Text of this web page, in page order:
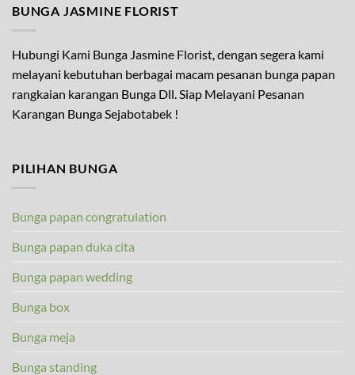
BUNGA JASMINE FLORIST
Hubungi Kami Bunga Jasmine Florist, dengan segera kami
melayani kebutuhan berbagai macam pesanan bunga papan
rangkaian karangan Bunga Dll. Siap Melayani Pesanan
Karangan Bunga Sejabotabek !
PILIHAN BUNGA
Bunga papan congratulation
Bunga papan duka cita
Bunga papan wedding
Bunga box
Bunga meja
Bunga standing